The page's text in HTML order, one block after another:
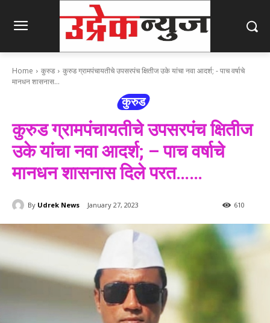
Home कुरुड
कुरुड ग्रामपंचायतीचे उपसरपंच क्षितीज उके यांचा नवा आदर्श; - पाच वर्षाचे
मानधन शासनास...
कुरुड
कुरुड ग्रामपंचायतीचे उपसरपंच क्षितीज
उके यांचा नवा आदर्श; – पाच वर्षाचे
मानधन शासनास दिले परत……
By Udrek News January 27, 2023 610